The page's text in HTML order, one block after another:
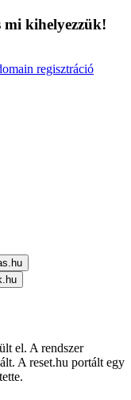
mi kihelyezzük!
el. A rendszer
A reset.hu portált egy